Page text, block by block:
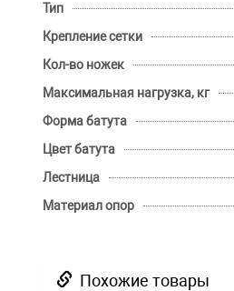
Тип
Крепление сетки
Кол-во ножек
Максимальная нагрузка, кг
Форма батута
Цвет батута
Лестница
Материал опор
Похожие товары